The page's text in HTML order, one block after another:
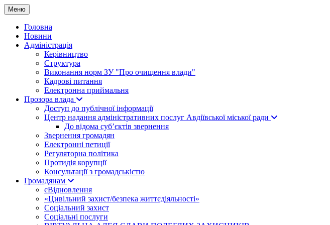
Меню
Головна
Новини
Адміністрація
Керівництво
Структура
Виконання норм ЗУ "Про очищення влади"
Кадрові питання
Електронна приймальня
Прозора влада
Доступ до публічної інформації
Центр надання адміністративних послуг Авдіївської міської ради
До відома суб’єктів звернення
Звернення громадян
Електронні петиції
Регуляторна політика
Протидія корупції
Консультації з громадськістю
Громадянам
єВідновлення
«Цивільний захист/безпека життєдіяльності»
Соціальний захист
Соціальні послуги